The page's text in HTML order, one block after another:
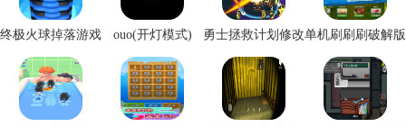
终极火球掉落游戏
ouo(开灯模式)
勇士拯救计划修改单机刷刷刷破解版